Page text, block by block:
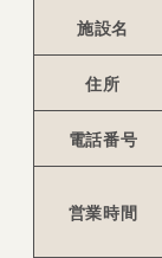
施設名
住所
電話番号
営業時間